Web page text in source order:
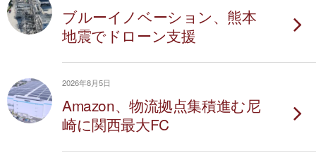
ブルーイノベーション、熊本
地震でドローン支援
2026年8月5日
Amazon、物流拠点集積進む尼
崎に関西最大FC